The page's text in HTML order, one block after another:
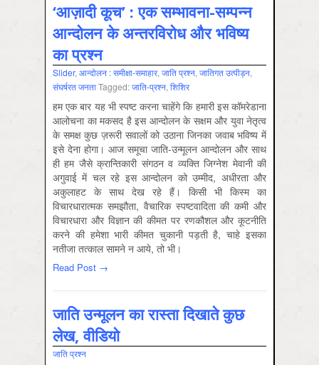
‘आज़ादी कूच’ : एक सम्भावना-सम्पन्न
आन्दोलन के अन्तरविरोध और भविष्य
का प्रश्न
Slider, आन्‍दोलन : समीक्षा-समाहार, जाति प्रश्‍न, जातिगत उत्‍पीड़न,
संघर्षरत जनताTagged:जाति-प्रश्न, शिशिर
हम एक बार यह भी स्पष्ट करना चाहेंगे कि हमारी इस कॉमरेडाना
आलोचना का मकसद है इस आन्दोलन के सक्षम और युवा नेतृत्व
के समक्ष कुछ ज़रूरी सवालों को उठाना जिनका जवाब भविष्य में
इसे देना होगा। आज समूचा जाति-उन्मूलन आन्दोलन और साथ
ही हम जैसे क्रान्तिकारी संगठन व व्यक्ति जिग्नेश मेवानी की
अगुवाई में चल रहे इस आन्दोलन को उम्मीद, अधीरता और
अकुलाहट के साथ देख रहे हैं। किसी भी किस्म का
विचारधारात्मक समझौता, वैचारिक स्पष्टवादिता की कमी और
विचारधारा और विज्ञान की कीमत पर रणकौशल और कूटनीति
करने की हमेशा भारी कीमत चुकानी पड़ती है, चाहे इसका
नतीजा तत्काल सामने न आये, तो भी।
Read Post →
जाति उन्‍मूलन का रास्‍ता दिखाते कुछ
लेख, वीडियो
जाति प्रश्‍न